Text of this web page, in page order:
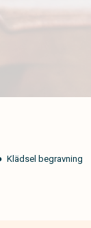
Klädsel begravning